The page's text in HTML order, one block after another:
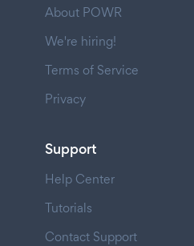
About POWR
We're hiring!
Terms of Service
Privacy
Support
Help Center
Tutorials
Contact Support